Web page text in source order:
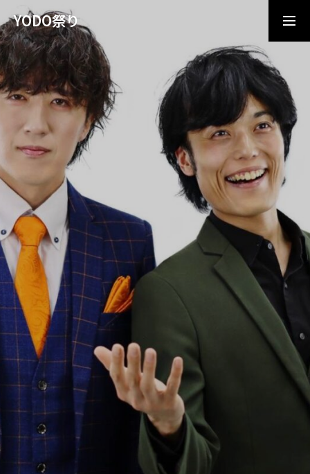
YODO祭り
最新情報はコチラ 水遊び広場オープン
HOME
水遊び広場＆スプラッシュサバゲー